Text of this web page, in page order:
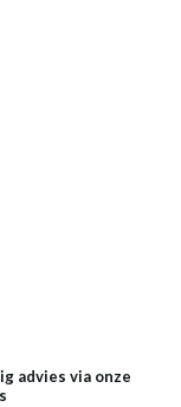
advies via onze